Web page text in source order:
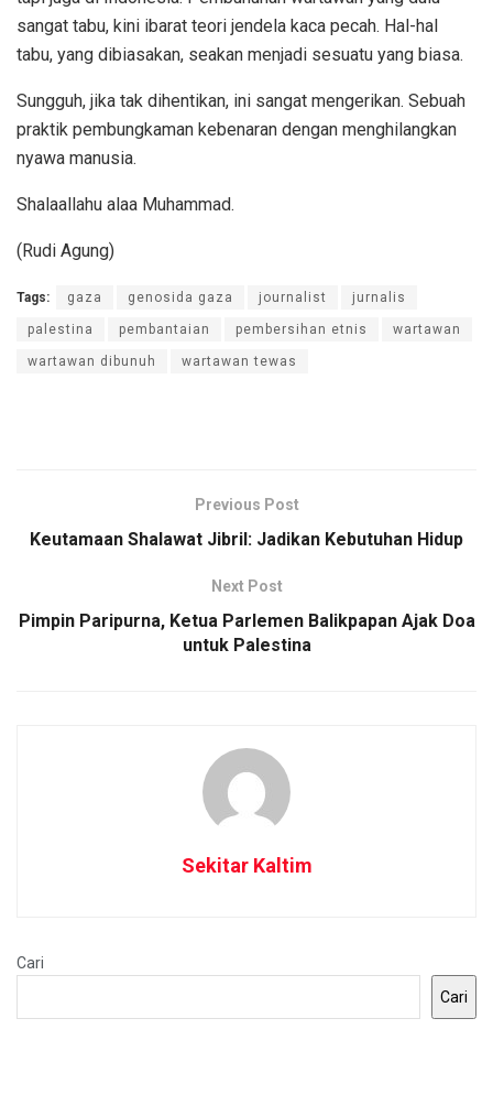
sangat tabu, kini ibarat teori jendela kaca pecah. Hal-hal
tabu, yang dibiasakan, seakan menjadi sesuatu yang biasa.
Sungguh, jika tak dihentikan, ini sangat mengerikan. Sebuah
praktik pembungkaman kebenaran dengan menghilangkan
nyawa manusia.
Shalaallahu alaa Muhammad.
(Rudi Agung)
Tags: gaza genosida gaza journalist jurnalis
palestina pembantaian pembersihan etnis wartawan
wartawan dibunuh wartawan tewas
Previous Post
Keutamaan Shalawat Jibril: Jadikan Kebutuhan Hidup
Next Post
Pimpin Paripurna, Ketua Parlemen Balikpapan Ajak Doa
untuk Palestina
Sekitar Kaltim
Cari
Cari